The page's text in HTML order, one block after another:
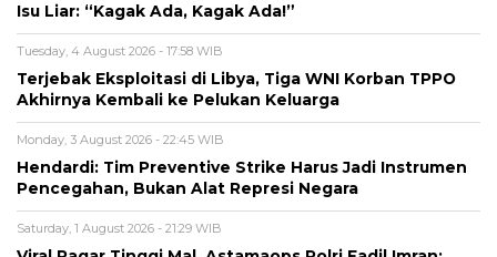
Isu Liar: “Kagak Ada, Kagak Ada!”
Tuesday, 4 August 2026 - 17:58 WIB
Terjebak Eksploitasi di Libya, Tiga WNI Korban TPPO
Akhirnya Kembali ke Pelukan Keluarga
Monday, 3 August 2026 - 22:45 WIB
Hendardi: Tim Preventive Strike Harus Jadi Instrumen
Pencegahan, Bukan Alat Represi Negara
Saturday, 1 August 2026 - 21:29 WIB